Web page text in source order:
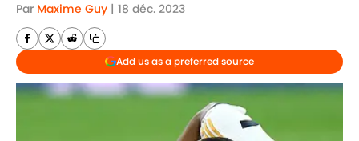
Par Maxime Guy | 18 déc. 2023
Add us as a preferred source